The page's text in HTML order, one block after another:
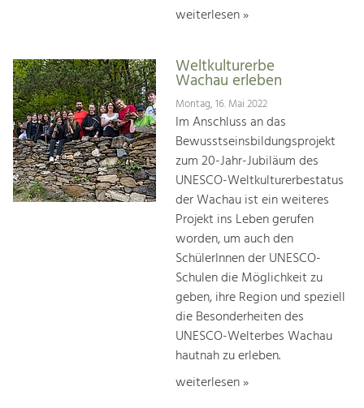
weiterlesen »
Weltkulturerbe
Wachau erleben
Montag, 16. Mai 2022
Im Anschluss an das
Bewusstseinsbildungsprojekt
zum 20-Jahr-Jubiläum des
UNESCO-Weltkulturerbestatus
der Wachau ist ein weiteres
Projekt ins Leben gerufen
worden, um auch den
SchülerInnen der UNESCO-
Schulen die Möglichkeit zu
geben, ihre Region und speziell
die Besonderheiten des
UNESCO-Welterbes Wachau
hautnah zu erleben.
weiterlesen »